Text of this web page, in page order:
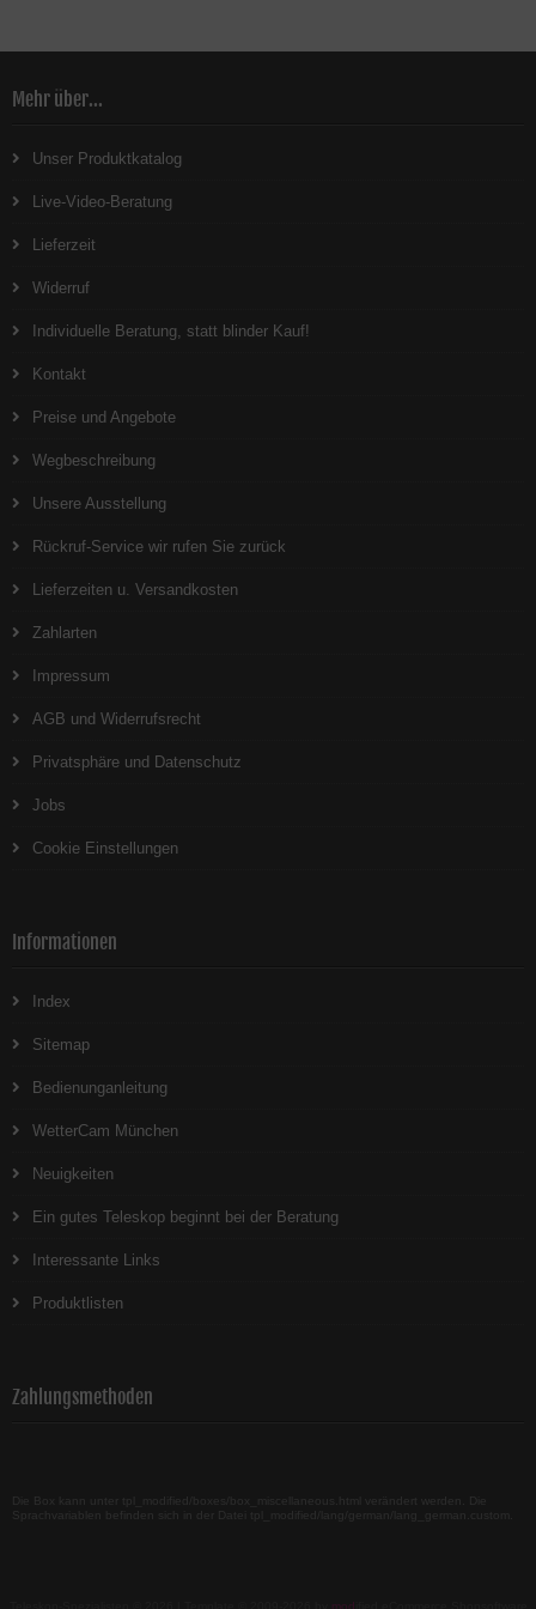
Mehr über...
Unser Produktkatalog
Live-Video-Beratung
Lieferzeit
Widerruf
Individuelle Beratung, statt blinder Kauf!
Kontakt
Preise und Angebote
Wegbeschreibung
Unsere Ausstellung
Rückruf-Service wir rufen Sie zurück
Lieferzeiten u. Versandkosten
Zahlarten
Impressum
AGB und Widerrufsrecht
Privatsphäre und Datenschutz
Jobs
Cookie Einstellungen
Informationen
Index
Sitemap
Bedienunganleitung
WetterCam München
Neuigkeiten
Ein gutes Teleskop beginnt bei der Beratung
Interessante Links
Produktlisten
Zahlungsmethoden
Die Box kann unter tpl_modified/boxes/box_miscellaneous.html verändert werden. Die
Sprachvariablen befinden sich in der Datei tpl_modified/lang/german/lang_german.custom.